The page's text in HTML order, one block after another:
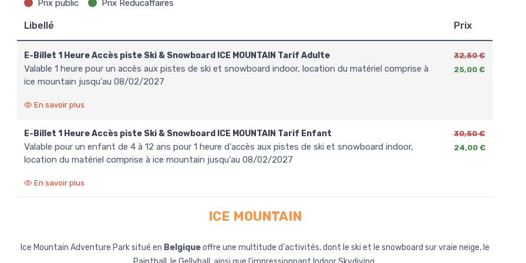
Prix public Prix Reducaffaires
Libellé Prix
E-Billet 1 Heure Accès piste Ski & Snowboard ICE MOUNTAIN Tarif Adulte
valable 1 heure pour un accès aux pistes de ski et snowboard indoor, location du matériel comprise à
ice mountain jusqu'au 08/02/2027
En savoir plus
32,50 €
25,00 €
E-Billet 1 Heure Accès piste Ski & Snowboard ICE MOUNTAIN Tarif Enfant
valable pour un enfant de 4 à 12 ans pour 1 heure d'accès aux pistes de ski et snowboard indoor,
location du matériel comprise à ice mountain jusqu'au 08/02/2027
En savoir plus
30,50 €
24,00 €
ICE MOUNTAIN
Ice Mountain Adventure Park situé en Belgiqueoffre une multitude d'activités, dont le ski et le snowboard sur vraie neige, le